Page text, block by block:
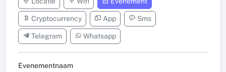
Cryptocurrency App Sms
Telegram Whatsapp
Evenementnaam